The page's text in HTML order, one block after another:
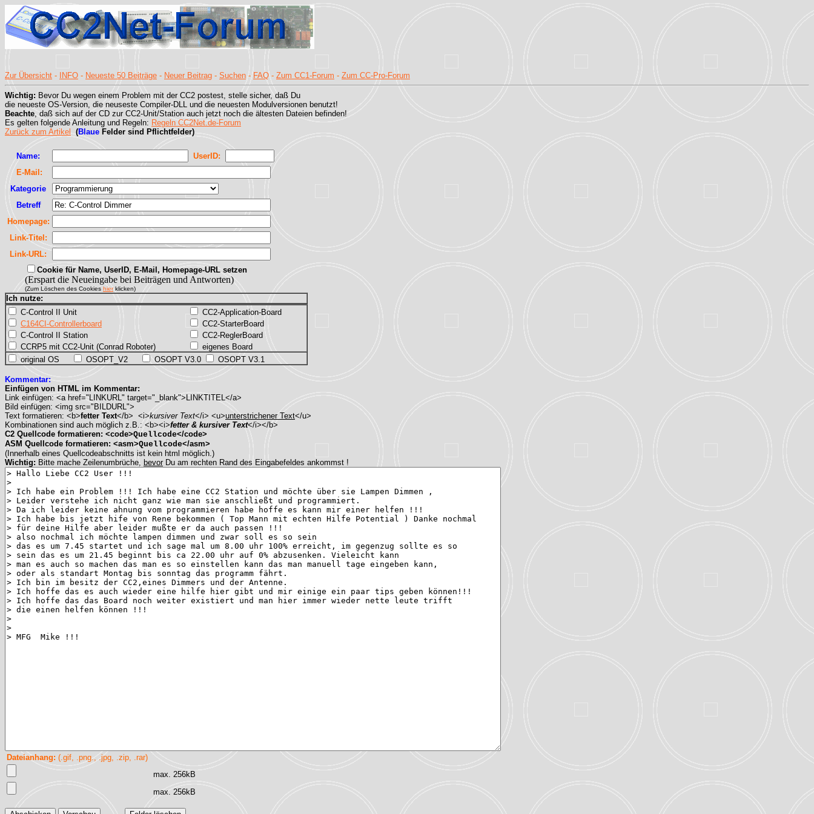
Zur Übersicht - INFO - Neueste 50 Beiträge - Neuer Beitrag - Suchen - FAQ - Zum CC1-Forum - Zum CC-Pro-Forum
Wichtig: Bevor Du wegen einem Problem mit der CC2 postest, stelle sicher, daß Du
die neueste OS-Version, die neuseste Compiler-DLL und die neuesten Modulversionen benutzt!
Beachte, daß sich auf der CD zur CC2-Unit/Station auch jetzt noch die ältesten Dateien befinden!
Es gelten folgende Anleitung und Regeln: Regeln CC2Net.de-Forum
Zurück zum Artikel
(Blaue Felder sind Pflichtfelder)
Name:
UserID:
E-Mail:
Kategorie
Betreff
Homepage:
Link-Titel:
Link-URL:
Cookie für Name, UserID, E-Mail, Homepage-URL setzen
(Erspart die Neueingabe bei Beiträgen und Antworten)
(Zum Löschen des Cookies hierklicken)
Ich nutze:
C-Control II Unit
C164CI-Controllerboard
C-Control II Station
CCRP5 mit CC2-Unit (Conrad Roboter)
CC2-Application-Board
CC2-StarterBoard
CC2-ReglerBoard
eigenes Board
original OS
OSOPT_V2 OSOPT V3.0 OSOPT V3.1
Kommentar:
Einfügen von HTML im Kommentar:
Link einfügen: <a href="LINKURL" target="_blank">LINKTITEL</a>
Bild einfügen: <img src="BILDURL">
Text formatieren: <b>fetter Text</b> <i>kursiver Text</i> <u>unterstrichener Text</u>
Kombinationen sind auch möglich z.B.: <b><i>fetter & kursiver Text</i></b>
C2 Quellcode formatieren: <code>Quellcode</code>
ASM Quellcode formatieren: <asm>Quellcode</asm>
(Innerhalb eines Quellcodeabschnitts ist kein html möglich.)
Wichtig: Bitte mache Zeilenumbrüche, bevor Du am rechten Rand des Eingabefeldes ankommst !
Dateianhang: (.gif, .png., .jpg, .zip, .rar)
max. 256kB
max. 256kB